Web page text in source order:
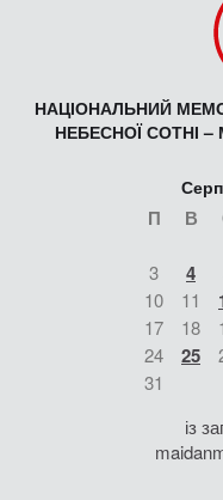
НАЦІОНАЛЬНИЙ
НЕБЕСНОЇ СОТНІ –
П В
3 4
10
11
17
18
24
25
31
із